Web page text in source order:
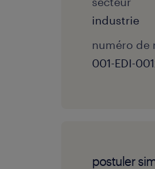
industrie
numéro de
001-EDI-
postuler